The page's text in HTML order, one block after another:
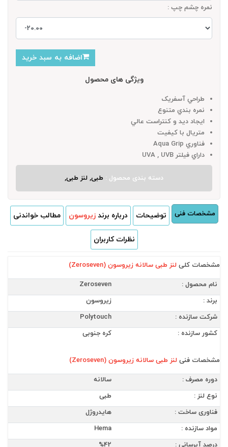
نمره چشم چپ :
اضافه به سبد خرید
ویژگی های محصول
طراحي آسفريک
نمره بندي متنوع
ايجاد ديد و کنتراست عالي
متريال با کيفيت
فناوري Aqua Grip
داراي فيلتر UVA , UVB
دسته بندی محصول : طبی, لنز طبی,
مشخصات فنی توضیحات درباره برندزیروسون مطالب خواندنی
نظرات کاربران
مشخصات کلی لنز طبی سالانه زیروسون (Zeroseven)
نام محصول :
Zeroseven
برند :
زیروسون
شرکت سازنده :
Polytouch
کشور سازنده :
کره جنوبی
مشخصات فنی لنز طبی سالانه زیروسون (Zeroseven)
دوره مصرف :
سالانه
نوع لنز :
طبی
فناوری ساخت :
هایدروژل
مواد سازنده :
Hema
درصد آبرسانی :
%42